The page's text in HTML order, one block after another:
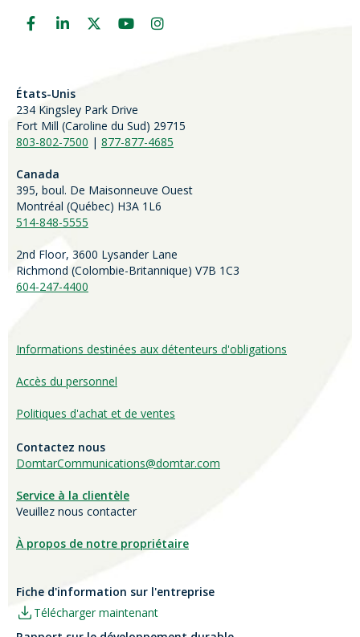
États-Unis
234 Kingsley Park Drive
Fort Mill (Caroline du Sud) 29715
803-802-7500 | 877-877-4685
Canada
395, boul. De Maisonneuve Ouest
Montréal (Québec) H3A 1L6
514-848-5555
2nd Floor, 3600 Lysander Lane
Richmond (Colombie-Britannique) V7B 1C3
604-247-4400
Informations destinées aux détenteurs d'obligations
Accès du personnel
Politiques d'achat et de ventes
Contactez nous
DomtarCommunications@domtar.com
Service à la clientèle
Veuillez nous contacter
À propos de notre propriétaire
Fiche d'information sur l'entreprise
Télécharger maintenant